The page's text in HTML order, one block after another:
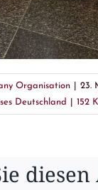
Organisation
23.
Deutschland 152